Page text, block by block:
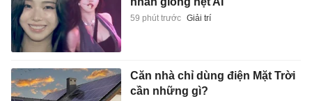
59 phút trước Giải trí
Căn nhà chỉ dùng điện Mặt Trời
cần những gì?